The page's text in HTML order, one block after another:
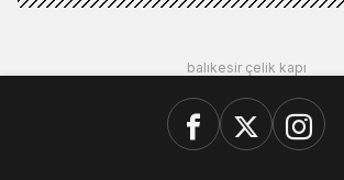
balıkesir çelik kapı